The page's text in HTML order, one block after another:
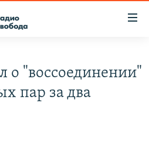
о "воссоединении"
пар за два